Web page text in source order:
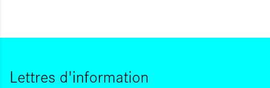
Lettres d'information